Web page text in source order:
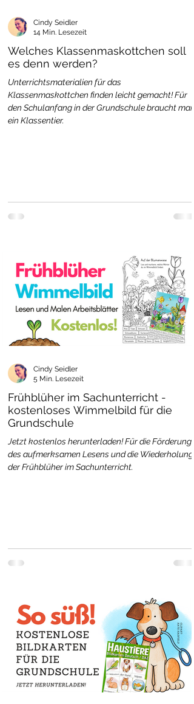
Welches Klassenmaskottchen soll
es denn werden?
Unterrichtsmaterialien für das
Klassenmaskottchen finden leicht gemacht! Für
den Schulanfang in der Grundschule braucht man
ein Klassentier.
Cindy Seidler
14 Min. Lesezeit
Frühblüher im Sachunterricht -
kostenloses Wimmelbild für die
Grundschule
Jetzt kostenlos herunterladen! Für die Förderung
des aufmerksamen Lesens und die Wiederholung
der Frühblüher im Sachunterricht.
Cindy Seidler
5 Min. Lesezeit